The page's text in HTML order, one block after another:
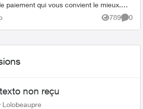
paiement qui vous convient le mieux.
789
Views
0
non reçu
Lolobeaupre